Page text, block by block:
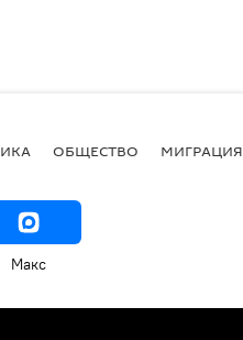
ОБЩЕСТВО МИГРАЦИЯ
Макс